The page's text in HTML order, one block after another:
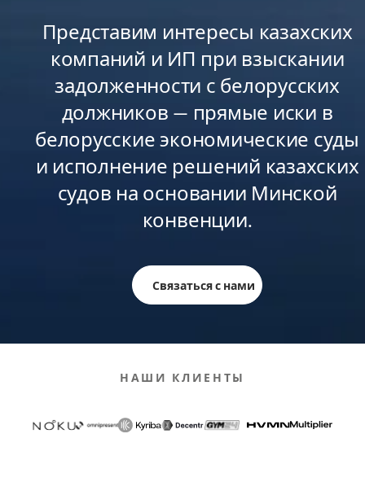
Представим интересы казахских
компаний и ИП при взыскании
задолженности с белорусских
должников — прямые иски в
белорусские экономические суды
и исполнение решений казахских
судов на основании Минской
конвенции.
Связаться с нами
НАШИ КЛИЕНТЫ